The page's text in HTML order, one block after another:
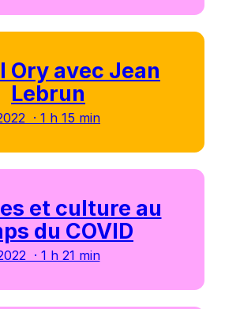
Ory avec Jean
Lebrun
· 1 h 15 min
et culture au
du COVID
· 1 h 21 min